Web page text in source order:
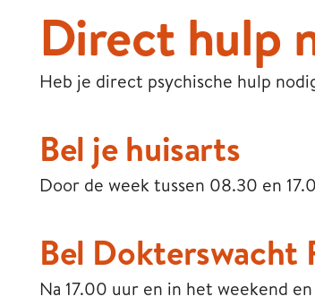
Direct hulp
Heb je direct psychische hulp
Bel je huisarts
Door de week tussen 08.30 en
Bel Dokterswacht
Na 17.00 uur en in het weekend